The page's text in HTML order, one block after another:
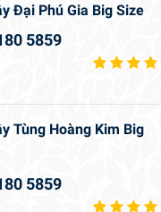
Đại Phú Gia Big Size
5859
Tùng Hoàng Kim Big
5859